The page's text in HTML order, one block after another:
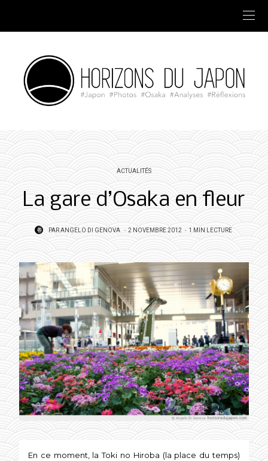
ACTUALITÉS
La gare d’Osaka en fleur
PARANGELO DI GENOVA
POSTED
ON
2 NOVEMBRE 2012 1 MIN LECTURE
En ce moment, la Toki no Hiroba (la place du temps)